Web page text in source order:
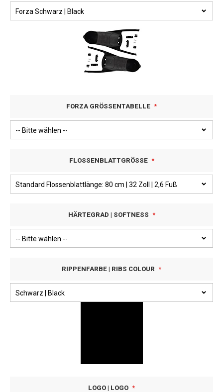
FORZA GRÖSSENTABELLE
FLOSSENBLATTGRÖSSE
HÄRTEGRAD | SOFTNESS
RIPPENFARBE | RIBS COLOUR
LOGO | LOGO